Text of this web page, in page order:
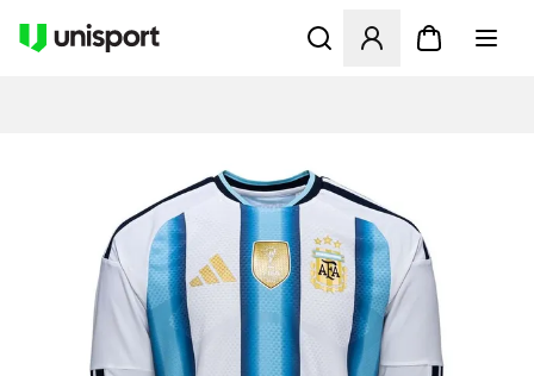
Öppnar en Modal för att